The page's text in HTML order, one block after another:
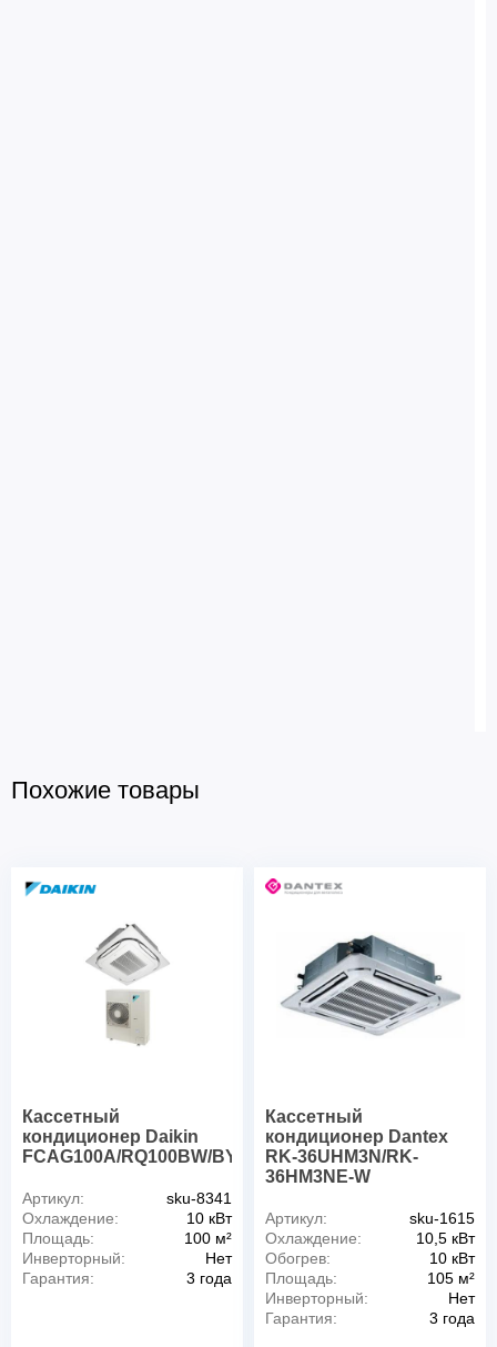
Похожие товары
Кассетный
кондиционер Daikin
FCAG100A/RQ100BW/BYCQ140D
Артикул:
sku-8341
Охлаждение:
10 кВт
Площадь:
100 м²
Инверторный:
Нет
Гарантия:
3 года
Кассетный
кондиционер Dantex
RK-36UHM3N/RK-
36HM3NE-W
Артикул:
sku-1615
Охлаждение:
10,5 кВт
Обогрев:
10 кВт
Площадь:
105 м²
Инверторный:
Нет
Гарантия:
3 года